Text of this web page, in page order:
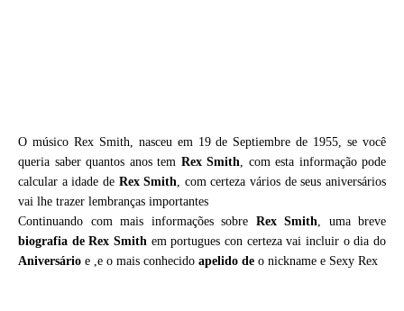
O músico Rex Smith, nasceu em 19 de Septiembre de 1955, se você
queria saber quantos anos tem Rex Smith, com esta informação pode
calcular a idade de Rex Smith, com certeza vários de seus aniversários
vai lhe trazer lembranças importantes
Continuando com mais informações sobre Rex Smith, uma breve
biografia deRex Smith em portugues con certeza vai incluir o dia do
Aniversário e ,e o mais conhecido apelido de o nickname e Sexy Rex